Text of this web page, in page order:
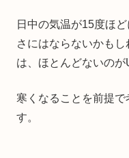
日中の気温が15度ほ
さにはならないかも
は、ほとんどないのが
寒くなることを前提
す。